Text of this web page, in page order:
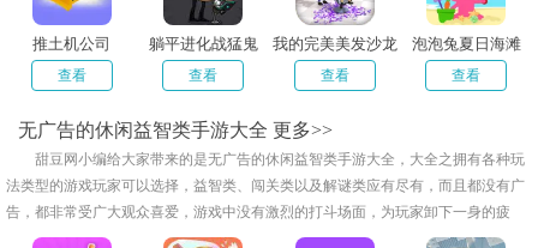
推土机公司
查看
躺平进化战猛鬼
查看
我的完美美发沙龙
查看
泡泡兔夏日海滩
查看
无广告的休闲益智类手游大全 更多>>
甜豆网小编给大家带来的是无广告的休闲益智类手游大全，大全之拥有各种玩
法类型的游戏玩家可以选择，益智类、闯关类以及解谜类应有尽有，而且都没有广
告，都非常受广大观众喜爱，游戏中没有激烈的打斗场面，为玩家卸下一身的疲
惫，感兴趣的小伙伴快来下载体验吧！